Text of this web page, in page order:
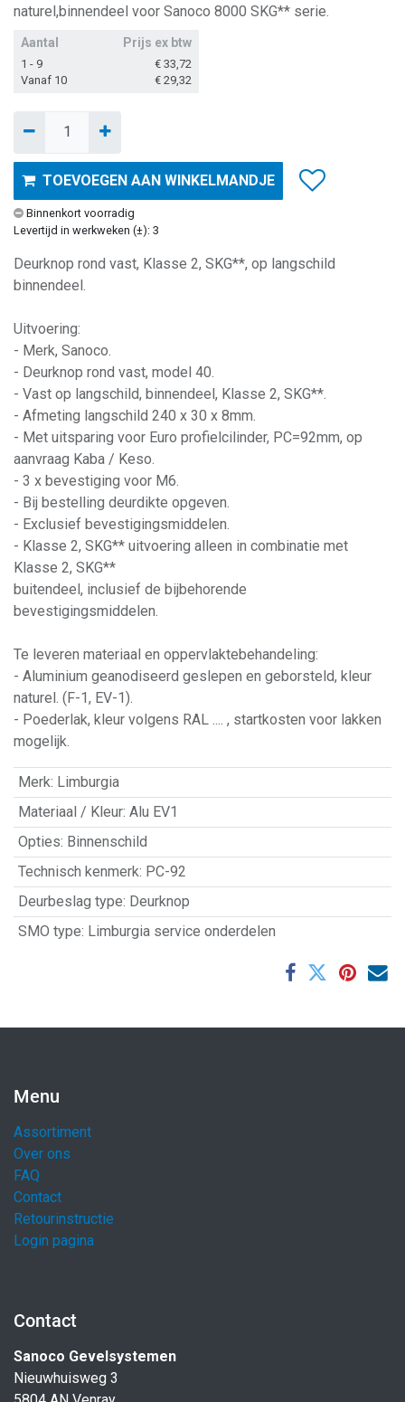
naturel,binnendeel voor Sanoco 8000 SKG** serie.
Aantal Prijs ex btw
1 - 9 € 33,72
Vanaf 10
€ 29,32
TOEVOEGEN AAN WINKELMANDJE
Binnenkort voorradig
Levertijd in werkweken (±): 3
Deurknop rond vast, Klasse 2, SKG**, op langschild
binnendeel.
Uitvoering:
- Merk, Sanoco.
- Deurknop rond vast, model 40.
- Vast op langschild, binnendeel, Klasse 2, SKG**.
- Afmeting langschild 240 x 30 x 8mm.
- Met uitsparing voor Euro profielcilinder, PC=92mm, op
aanvraag Kaba / Keso.
- 3 x bevestiging voor M6.
- Bij bestelling deurdikte opgeven.
- Exclusief bevestigingsmiddelen.
- Klasse 2, SKG** uitvoering alleen in combinatie met
Klasse 2, SKG**
buitendeel, inclusief de bijbehorende
bevestigingsmiddelen.
Te leveren materiaal en oppervlaktebehandeling:
- Aluminium geanodiseerd geslepen en geborsteld, kleur
naturel. (F-1, EV-1).
- Poederlak, kleur volgens RAL .... , startkosten voor lakken
mogelijk.
Merk: Limburgia
Materiaal / Kleur: Alu EV1
Opties: Binnenschild
Technisch kenmerk: PC-92
Deurbeslag type: Deurknop
SMO type: Limburgia service onderdelen
Menu
Assortiment
Over ons
FAQ
Contact
Retourinstructie
Login pagina
Contact
Sanoco Gevelsystemen
Nieuwhuisweg 3